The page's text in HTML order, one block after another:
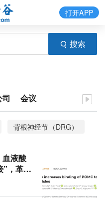
搜索
打开APP
司 会议
背根神经节（DRG）
骨密度
侧臂旁核（lPBN）
液酸
，革新